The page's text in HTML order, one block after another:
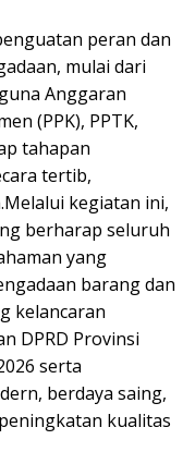
peran dan
mulai dari
Anggaran
(PPK), PPTK,
tahapan
tertib,
kegiatan ini,
berharap seluruh
yang
barang dan
kelancaran
DPRD Provinsi
serta
berdaya saing,
kualitas